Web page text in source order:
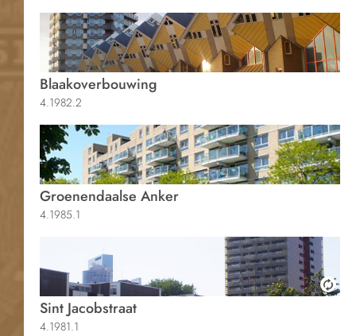
Blaakoverbouwing
4.1982.2
Groenendaalse Anker
4.1985.1
Sint Jacobstraat
4.1981.1